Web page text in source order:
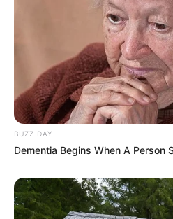
BUZZ DAY
Dementia Begins When A Person